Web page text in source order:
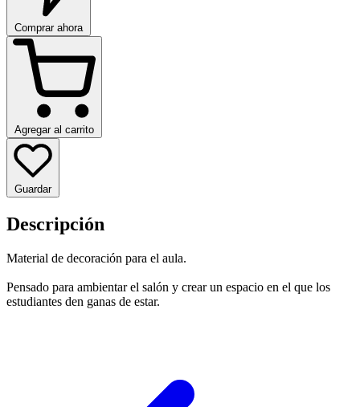
Comprar ahora
Agregar al carrito
Guardar
Descripción
Material de decoración para el aula.
Pensado para ambientar el salón y crear un espacio en el que los
estudiantes den ganas de estar.